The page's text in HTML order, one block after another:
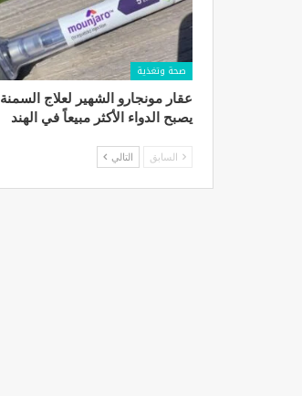
صحة وتغذية
عقار مونجارو الشهير لعلاج السمنة
يصبح الدواء الأكثر مبيعاً في الهند
السابق التالي